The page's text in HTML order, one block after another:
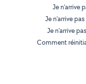
Je n'arrive
Je n'arrive
Je n'arrive
Comment